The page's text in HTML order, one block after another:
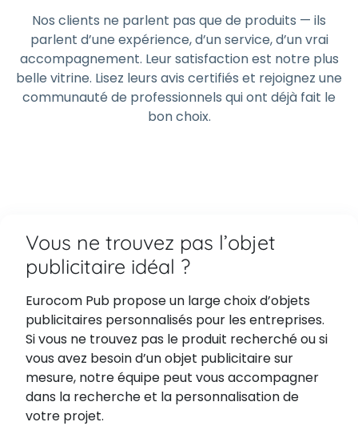
Nos clients ne parlent pas que de produits — ils
parlent d’une expérience, d’un service, d’un vrai
accompagnement. Leur satisfaction est notre plus
belle vitrine. Lisez leurs avis certifiés et rejoignez une
communauté de professionnels qui ont déjà fait le
bon choix.
Vous ne trouvez pas l’objet
publicitaire idéal ?
Eurocom Pub propose un large choix d’objets
publicitaires personnalisés pour les entreprises.
Si vous ne trouvez pas le produit recherché ou si
vous avez besoin d’un objet publicitaire sur
mesure, notre équipe peut vous accompagner
dans la recherche et la personnalisation de
votre projet.